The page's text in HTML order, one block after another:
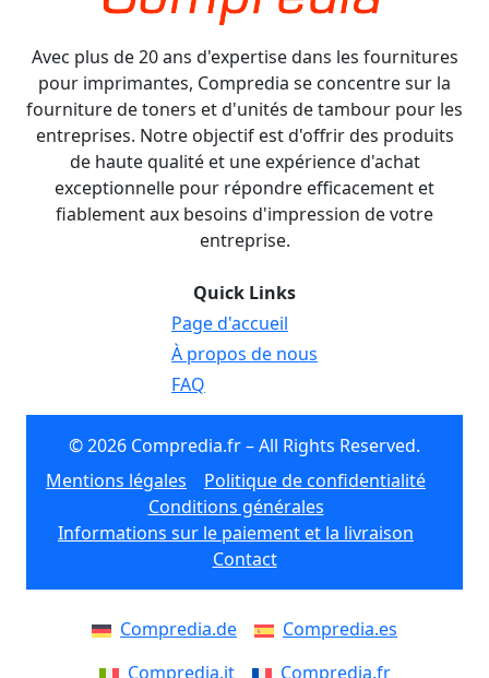
Avec plus de 20 ans d'expertise dans les fournitures
pour imprimantes, Compredia se concentre sur la
fourniture de toners et d'unités de tambour pour les
entreprises. Notre objectif est d'offrir des produits
de haute qualité et une expérience d'achat
exceptionnelle pour répondre efficacement et
fiablement aux besoins d'impression de votre
entreprise.
Quick Links
Page d'accueil
À propos de nous
FAQ
© 2026 Compredia.fr – All Rights Reserved.
Mentions légales
Politique de confidentialité
Conditions générales
Informations sur le paiement et la livraison
Contact
Compredia.de
Compredia.es
Compredia.it
Compredia.fr